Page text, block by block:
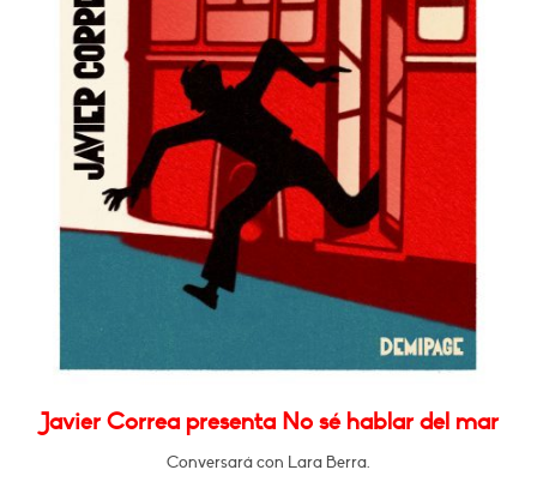
Javier Correa presenta No sé hablar del mar
Conversará con Lara Berra.